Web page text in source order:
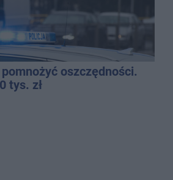
oszczędności.
tys. zł